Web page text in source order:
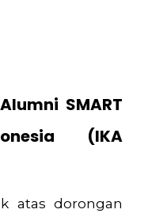
SMART
(IKA
atas dorongan